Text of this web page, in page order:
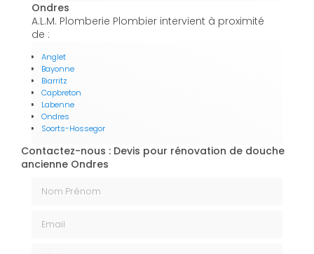
Ondres
A.L.M. Plomberie Plombier intervient à proximité
de :
Anglet
Bayonne
Biarritz
Capbreton
Labenne
Ondres
Soorts-Hossegor
Contactez-nous : Devis pour rénovation de douche
ancienne Ondres